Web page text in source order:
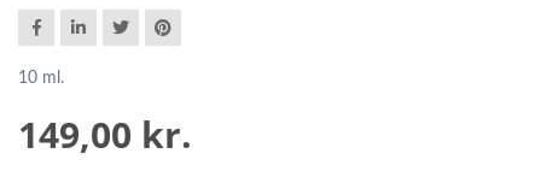
10 ml.
149,00 kr.